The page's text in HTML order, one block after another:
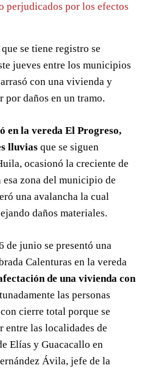
perjudicados por los efectos
se tiene registro se
jueves entre los municipios
con una vivienda y
daños en un tramo.
en la vereda El Progreso,
lluvias que se siguen
ocasionó la creciente de
esa zona del municipio de
una avalancha la cual
daños materiales.
de junio se presentó una
Calenturas en la vereda
de una vivienda con
las personas
cierre total porque se
entre las localidades de
Elías y Guacacallo en
Ávila, jefe de la